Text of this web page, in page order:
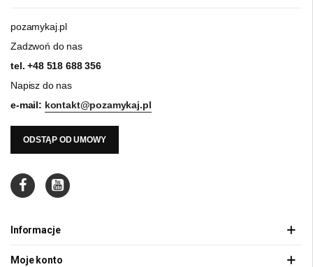
pozamykaj.pl
Zadzwoń do nas
tel.+48 518 688 356
Napisz do nas
e-mail: kontakt@pozamykaj.pl
ODSTĄP OD UMOWY
Informacje
Moje konto